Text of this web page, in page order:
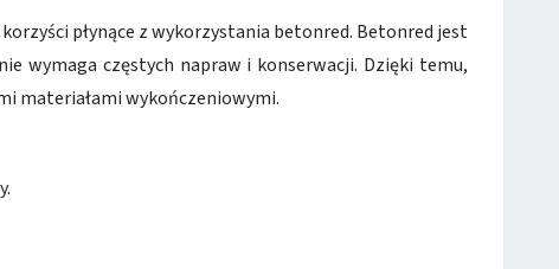
płynące z wykorzystania betonred. Betonred jest
wymaga częstych napraw i konserwacji. Dzięki temu,
materiałami wykończeniowymi.